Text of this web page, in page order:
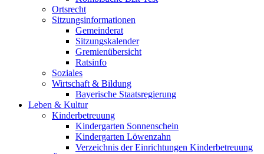
Ortsrecht
Sitzungsinformationen
Gemeinderat
Sitzungskalender
Gremienübersicht
Ratsinfo
Soziales
Wirtschaft & Bildung
Bayerische Staatsregierung
Leben & Kultur
Kinderbetreuung
Kindergarten Sonnenschein
Kindergarten Löwenzahn
Verzeichnis der Einrichtungen Kinderbetreuung